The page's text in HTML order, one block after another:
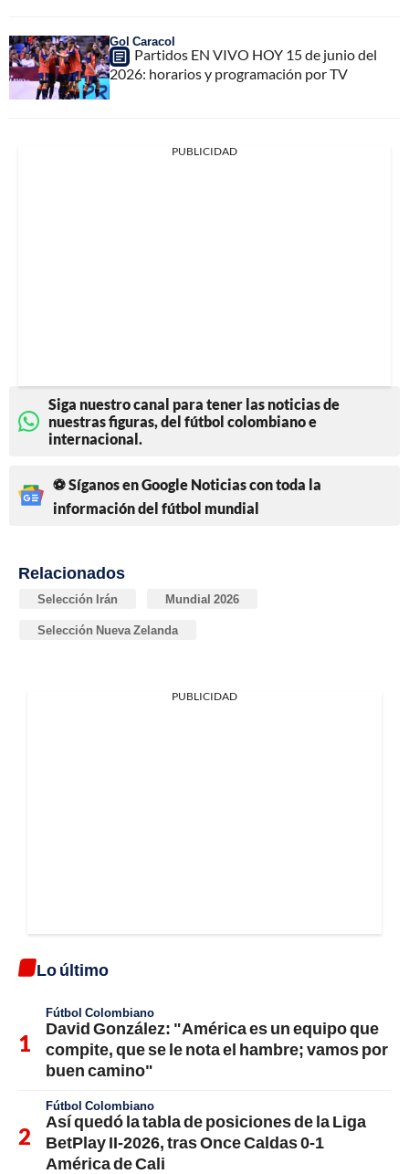
Gol Caracol
Partidos EN VIVO HOY 15 de junio del
2026: horarios y programación por TV
PUBLICIDAD
Siga nuestro canal para tener las noticias de
nuestras figuras, del fútbol colombiano e
internacional.
⚽ Síganos en Google Noticias con toda la
información del fútbol mundial
Relacionados
Selección Irán Mundial 2026
Selección Nueva Zelanda
PUBLICIDAD
Lo último
Fútbol Colombiano
David González: "América es un equipo que
compite, que se le nota el hambre; vamos por
buen camino"
Fútbol Colombiano
Así quedó la tabla de posiciones de la Liga
BetPlay II-2026, tras Once Caldas 0-1
América de Cali